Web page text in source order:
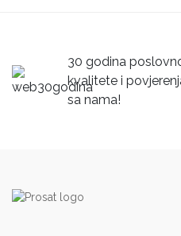
30 godina
kvalitete i
sa nama!